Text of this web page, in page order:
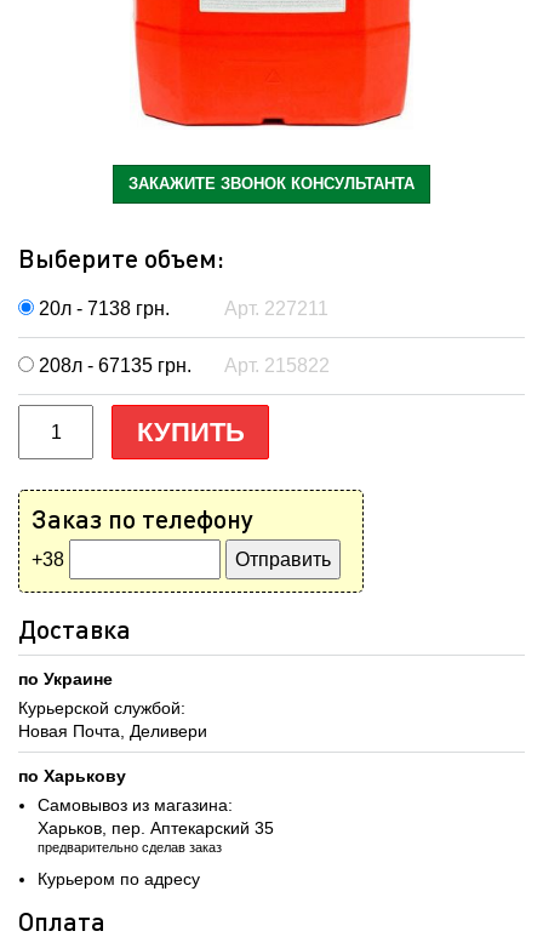
ЗАКАЖИТЕ ЗВОНОК КОНСУЛЬТАНТА
Выберите объем:
20л - 7138 грн. Арт. 227211
208л - 67135 грн. Арт. 215822
КУПИТЬ
Заказ по телефону
+38
Доставка
по Украине
Курьерской службой:
Новая Почта, Деливери
по Харькову
Самовывоз из магазина:
Харьков, пер. Аптекарский 35
предварительно сделав заказ
Курьером по адресу
Оплата